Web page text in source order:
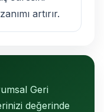
artırır.
Geri
değerinde